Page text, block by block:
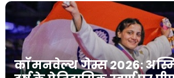
कॉमनवेल्थ गेम्स 2026: